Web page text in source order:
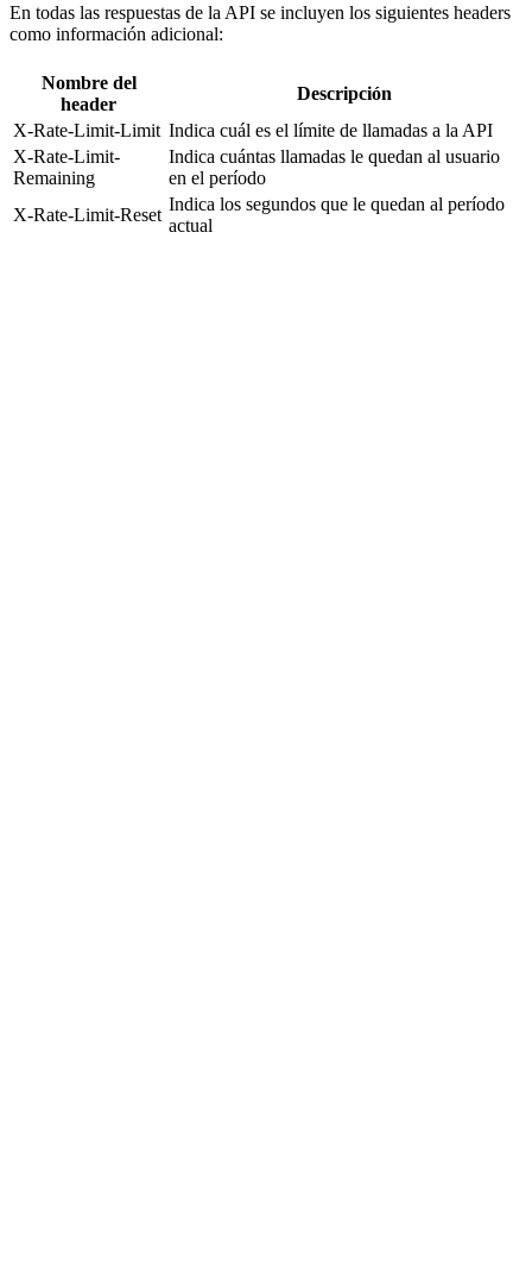
En todas las respuestas de la API se incluyen los siguientes headers
como información adicional:
Nombre del
header
Descripción
X-Rate-Limit-Limit Indica cuál es el límite de llamadas a la API
X-Rate-Limit-
Remaining
Indica cuántas llamadas le quedan al usuario
en el período
X-Rate-Limit-Reset
Indica los segundos que le quedan al período
actual